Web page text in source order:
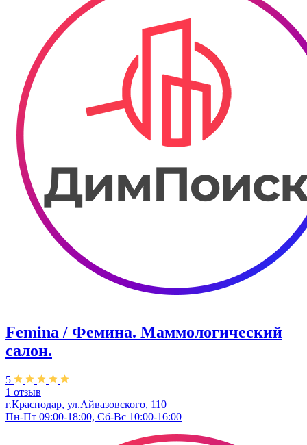
Femina / Фемина. Маммологический
салон.
5
1 отзыв
г.Краснодар, ул.Айвазовского, 110
Пн-Пт 09:00-18:00, Сб-Вс 10:00-16:00